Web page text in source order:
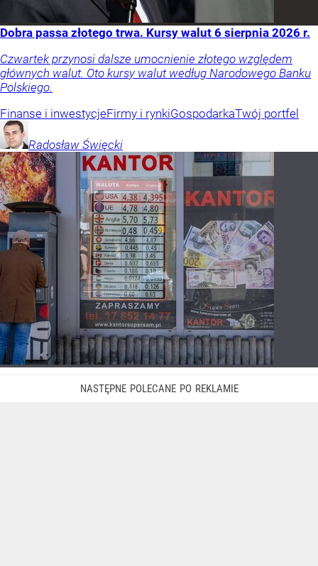
Dobra passa złotego trwa. Kursy walut 6 sierpnia 2026 r.
Czwartek przynosi dalsze umocnienie złotego względem
głównych walut. Oto kursy walut według Narodowego Banku
Polskiego.
Finanse i inwestycjeFirmy i rynkiGospodarkaTwój portfel
Radosław Święcki